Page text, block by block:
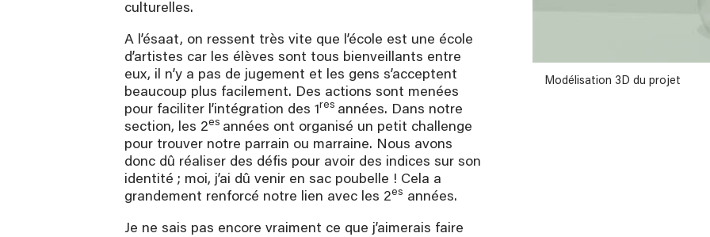
culturelles.
A l’ésaat, on ressent très vite que l’école est une école
d’artistes car les élèves sont tous bienveillants entre
eux, il n’y a pas de jugement et les gens s’acceptent
beaucoup plus facilement. Des actions sont menées
pour faciliter l’intégration des 1 res années. Dans notre
section, les 2es années ont organisé un petit challenge
pour trouver notre parrain ou marraine. Nous avons
donc dû réaliser des défis pour avoir des indices sur son
identité ; moi, j’ai dû venir en sac poubelle ! Cela a
grandement renforcé notre lien avec les 2es années.
Je ne sais pas encore vraiment ce que j’aimerais faire
SANA, un objet thérapeutique - projet réalisé en binôme avec Camille Trinel Modélisation 3D du projet